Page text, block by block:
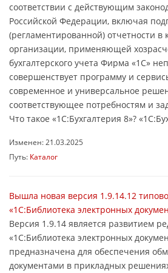
соответствии с действующим
Российской Федерации, включая
(регламентированной) отчетности в
организации, применяющей
бухгалтерского учета Фирма «1С»
совершенствует программу и
современное и универсальное
соответствующее потребностям и
Что такое «1C:Бухгалтерия 8»?
Изменен: 21.03.2025
Путь: Каталог
Вышла новая версия 1.9.14.12
«1С:Библиотека электронных
Версия 1.9.14 является развитием
«1С:Библиотека электронных
предназначена для обеспечения
документами в прикладных